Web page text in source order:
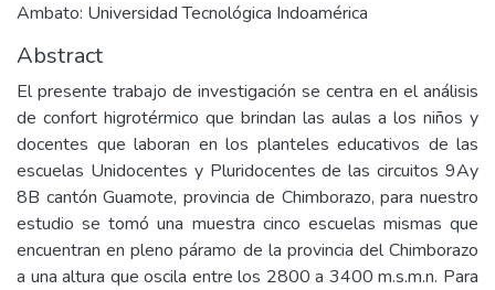
Ambato: Universidad Tecnológica Indoamérica
Abstract
El presente trabajo de investigación se centra en el análisis
de confort higrotérmico que brindan las aulas a los niños y
docentes que laboran en los planteles educativos de las
escuelas Unidocentes y Pluridocentes de las circuitos 9Ay
8B cantón Guamote, provincia de Chimborazo, para nuestro
estudio se tomó una muestra cinco escuelas mismas que
encuentran en pleno páramo de la provincia del Chimborazo
a una altura que oscila entre los 2800 a 3400 m.s.m.n. Para